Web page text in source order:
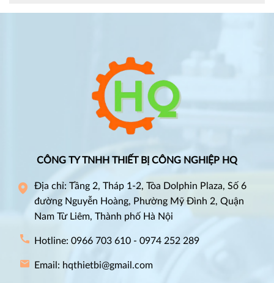
CÔNG TY TNHH THIẾT BỊ CÔNG NGHIỆP HQ
Địa chỉ: Tầng 2, Tháp 1-2, Tòa Dolphin Plaza, Số 6
đường Nguyễn Hoàng, Phường Mỹ Đình 2, Quận
Nam Từ Liêm, Thành phố Hà Nội
Hotline: 0966 703 610 - 0974 252 289
Email: hqthietbi@gmail.com